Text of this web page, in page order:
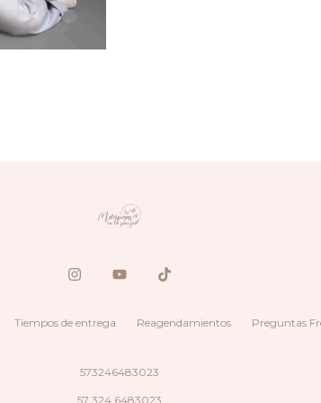
Tiempos de entrega Reagendamientos Preguntas
573246483023
57 324 6483023